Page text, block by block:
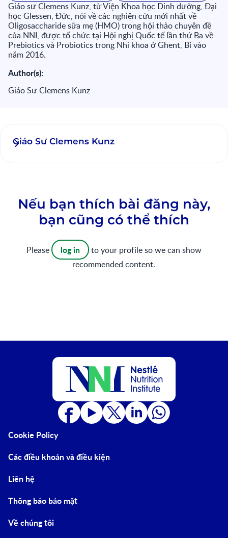
Giáo sư Clemens Kunz, từ Viện Khoa học Dinh dưỡng, Đại
học Glessen, Đức, nói về các nghiên cứu mới nhất về
Oligosaccharide sữa mẹ (HMO) trong hội thảo chuyên đề
của NNI, được tổ chức tại Hội nghị Quốc tế lần thứ Ba về
Prebiotics và Probiotics trong Nhi khoa ở Ghent, Bỉ vào
năm 2016.
Author(s):
Giáo Sư Clemens Kunz
Giáo Sư Clemens Kunz
Nếu bạn thích bài đăng này,
bạn cũng có thể thích
Please log in
to your profile so we can show
recommended content.
Cookie Policy
Các điều khoản và điều kiện
Liên hệ
Thông báo bảo mật
Về chúng tôi